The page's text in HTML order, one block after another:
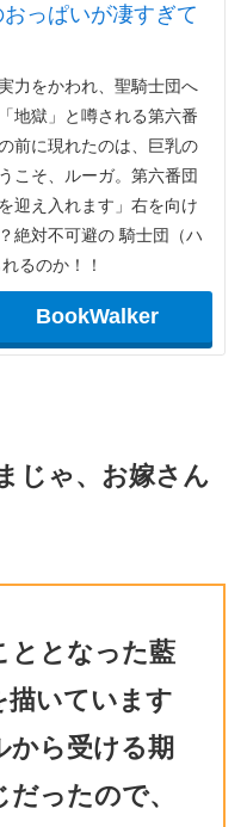
っぱいが凄すぎて
力をかわれ、聖騎士団へ
地獄」と噂される第六番
前に現れたのは、巨乳の
こそ、ルーガ。第六番団
迎え入れます」右を向け
絶対不可避の 騎士団（ハ
るのか！！
BookWalker
じゃ、お嫁さん
ととなった藍
描いています
から受ける期
ったので、